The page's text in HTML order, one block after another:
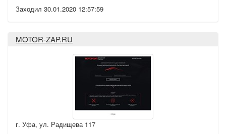
Заходил 30.01.2020 12:57:59
MOTOR-ZAP.RU
г. Уфа, ул. Радищева 117